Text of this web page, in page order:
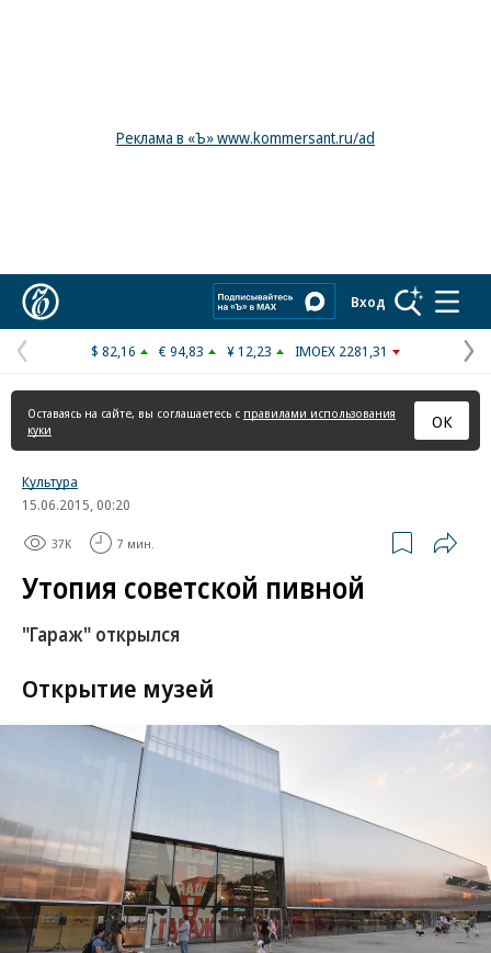
Реклама в «Ъ» www.kommersant.ru/ad
Вход
Предыдущая
страница
$ 82,16 € 94,83 ¥ 12,23 IMOEX 2281,31
Оставаясь на сайте, вы соглашаетесь с правилами использования
куки
ОК
Культура
15.06.2015, 00:20
37K 7 мин.
Утопия советской пивной
"Гараж" открылся
Открытие музей